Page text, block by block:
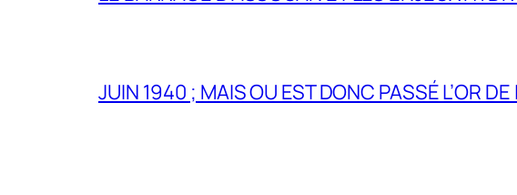
JUIN 1940 ; MAIS OU EST DONC PASSÉ L’OR